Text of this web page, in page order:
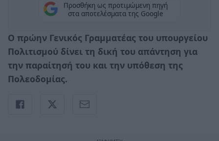
Προσθήκη ως προτιμώμενη πηγή
στα αποτελέσματα της Google
Ο πρώην Γενικός Γραμματέας του υπουργείου
Πολιτισμού δίνει τη δική του απάντηση για
την παραίτησή του και την υπόθεση της
Πολεοδομίας.